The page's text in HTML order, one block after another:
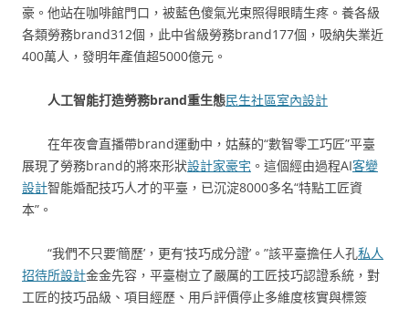
豪。他站在咖啡館門口，被藍色傻氣光束照得眼睛生疼。養各級
各類勞務brand312個，此中省級勞務brand177個，吸納失業近
400萬人，發明年產值超5000億元。
人工智能打造勞務brand重生態民生社區室內設計
在年夜會直播帶brand運動中，姑蘇的“數智零工巧匠”平臺
展現了勞務brand的將來形狀設計家豪宅 。這個經由過程AI客變
設計智能婚配技巧人才的平臺，已沉淀8000多名“特點工匠資
本”。
“我們不只要‘簡歷’，更有‘技巧成分證’。”該平臺擔任人孔私人
招待所設計金金先容，平臺樹立了嚴厲的工匠技巧認證系統，對
工匠的技巧品級、項目經歷、用戶評價停止多維度核實與標簽